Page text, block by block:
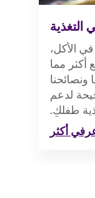
الأكل،
أكثر مما
ونصائحنا
لدعم
طفلكِ.
أكثر